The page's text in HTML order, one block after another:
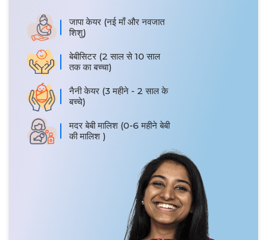
जापा केयर (नई माँ और नवजात
शिशु)
बेबीसिटर (2 साल से 10 साल
तक का बच्चा)
नैनी केयर (3 महीने - 2 साल के
बच्चे)
मदर बेबी मालिश (0-6 महीने बेबी
की मालिश )